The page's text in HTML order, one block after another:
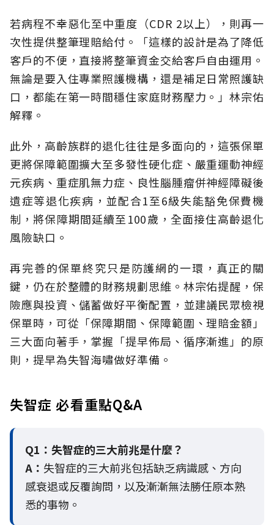
若病程不幸惡化至中重度（CDR 2以上），則再一
次性提供整筆理賠給付。「這樣的設計是為了降低
客戶的不便，直接將整筆資金交給客戶自由運用。
無論是要入住專業照護機構，還是補足日常照護缺
口，都能在第一時間穩住家庭財務壓力。」林宗佑
解釋。
此外，高齡族群的退化往往是多面向的，這張保單
更將保障範圍擴大至多發性硬化症、嚴重運動神經
元疾病、重症肌無力症、良性腦腫瘤併神經障礙後
遺症等退化疾病，並配合1至6級失能豁免保費機
制，將保障期間延續至100歲，全面接住高齡退化
風險缺口。
再完善的保單終究只是防護網的一環，真正的關
鍵，仍在於整體的財務規劃思維。 林宗佑提醒，保
險應與投資、儲蓄做好平衡配置，並建議民眾檢視
保單時，可從「保障期間、保障範圍、理賠金額」
三大面向著手，掌握「提早佈局、循序漸進」的原
則，提早為失智海嘯做好準備。
失智症 必看重點Q&A
Q1：失智症的三大前兆是什麼？
A： 失智症的三大前兆包括缺乏病識感、方向
感衰退或反覆詢問，以及漸漸無法勝任原本熟
悉的事物。